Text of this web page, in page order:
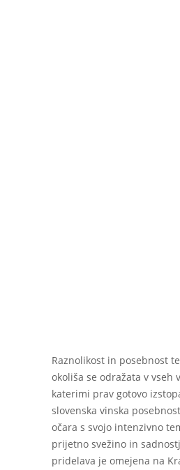
Raznolikost in posebnost
okoliša se odražata v vseh
katerimi prav gotovo
slovenska vinska
očara s svojo intenzivno
prijetno svežino in
pridelava je omejena na